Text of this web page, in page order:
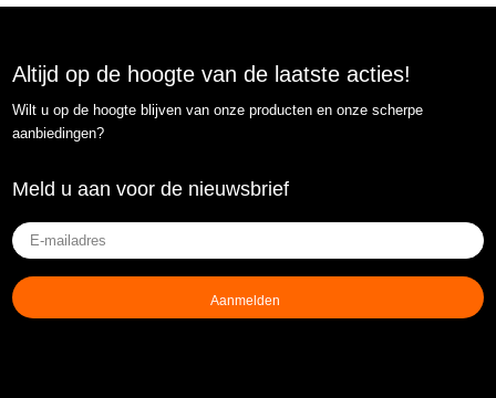
Altijd op de hoogte van de laatste acties!
Wilt u op de hoogte blijven van onze producten en onze scherpe
aanbiedingen?
Meld u aan voor de nieuwsbrief
E-
mailadres
(Vereist)